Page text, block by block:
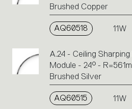
Brushed Copper
AQ60518 11W
A.24 - Ceiling
Module - 24° -
Brushed Silver
AQ60515 11W